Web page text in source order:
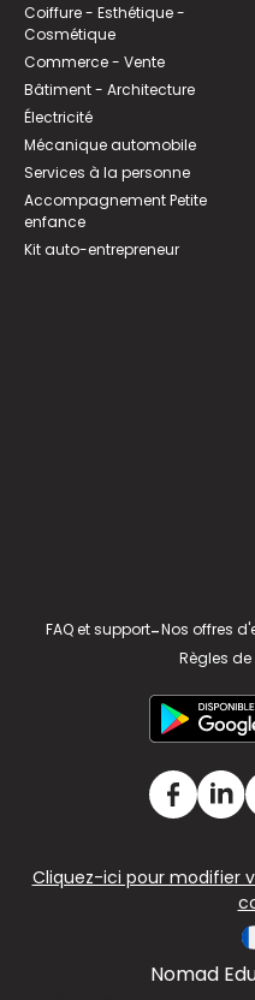
Coiffure - Esthétique -
Cosmétique
Commerce - Vente
Bâtiment - Architecture
Électricité
Mécanique automobile
Services à la personne
Accompagnement Petite
enfance
Kit auto-entrepreneur
FAQ et support-Nos offres
Règles
Cliquez-ici pour modifier
Nomad